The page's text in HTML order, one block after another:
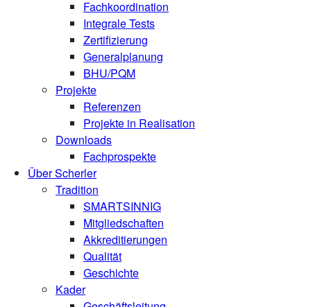
Fachkoordination
Integrale Tests
Zertifizierung
Generalplanung
BHU/PQM
Projekte
Referenzen
Projekte in Realisation
Downloads
Fachprospekte
Über Scherler
Tradition
SMARTSINNIG
Mitgliedschaften
Akkreditierungen
Qualität
Geschichte
Kader